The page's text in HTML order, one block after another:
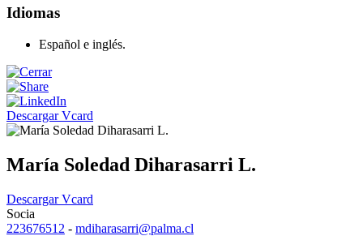
Idiomas
Español e inglés.
Descargar Vcard
María Soledad Diharasarri L.
Descargar Vcard
Socia
223676512 - mdiharasarri@palma.cl